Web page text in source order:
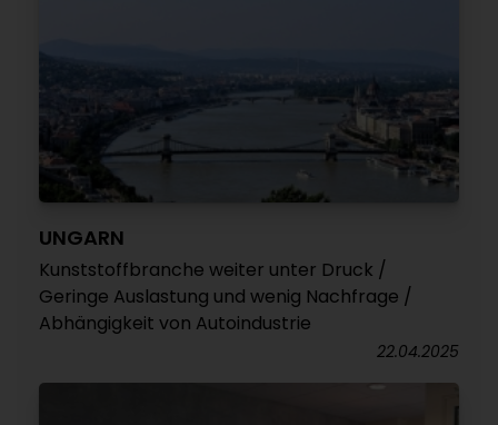
UNGARN
Kunststoffbranche weiter unter Druck /
Geringe Auslastung und wenig Nachfrage /
Abhängigkeit von Autoindustrie
22.04.2025